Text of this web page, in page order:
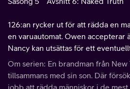
126:an rycker ut för att rädda en
en varuautomat. Owen accepterar äntligen sin brors död.
Nancy kan utsättas för ett
Om serien: En brandman från
tillsammans med sin son. Där
jobb att rädda människor i de